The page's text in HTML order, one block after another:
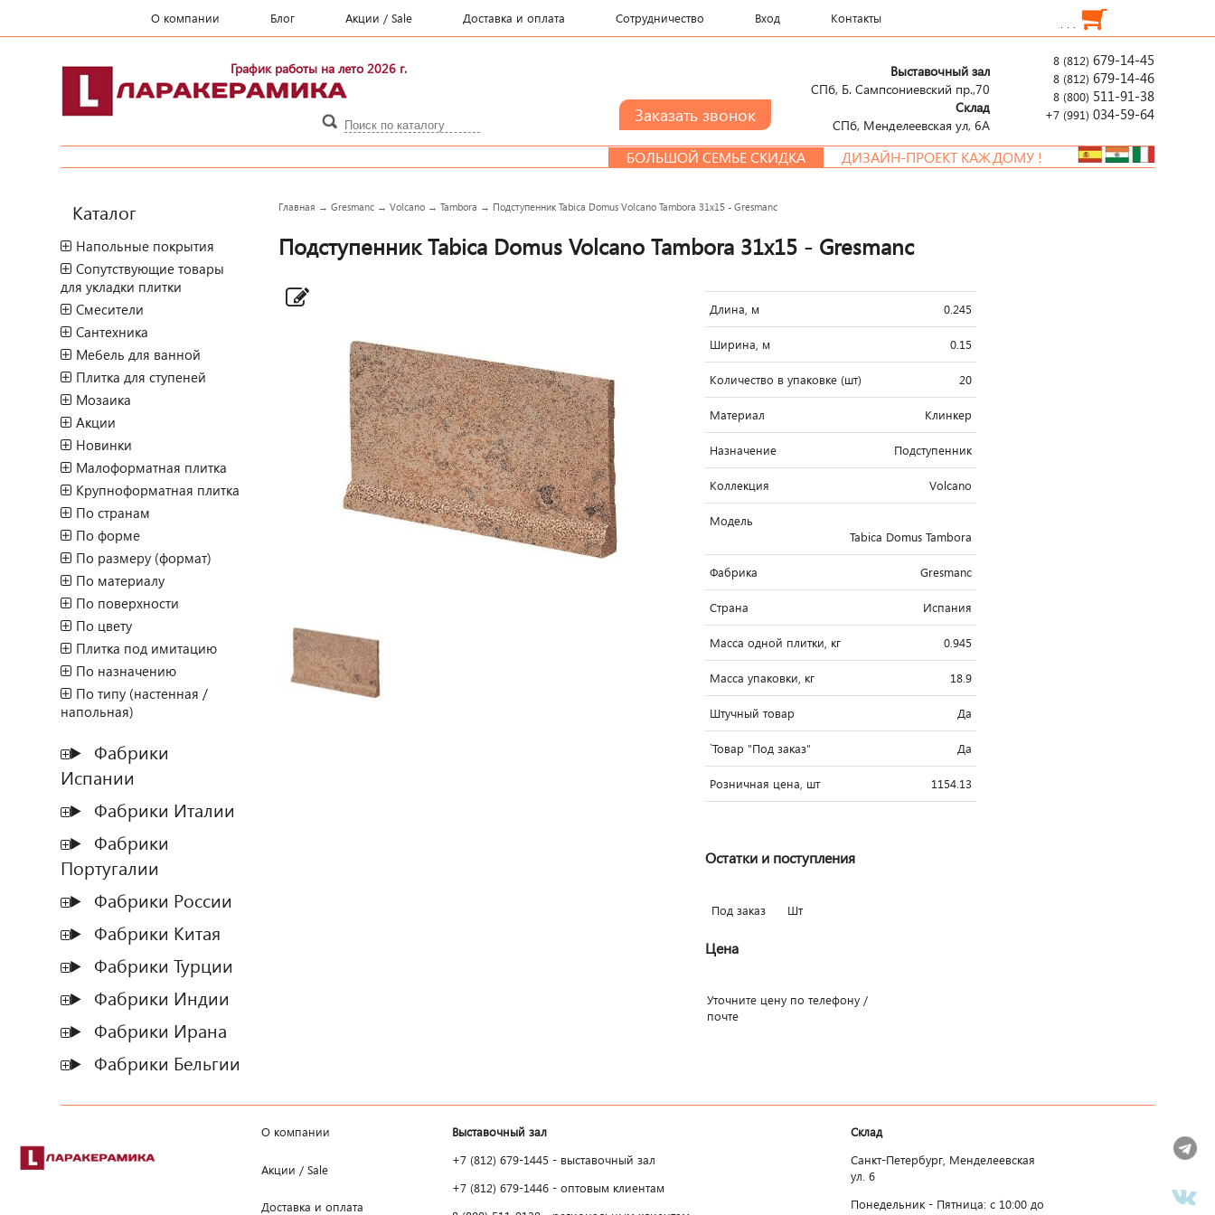
О компании Блог Акции / Sale Доставка и оплата Сотрудничество Вход Контакты . . .
График работы на лето 2026 г. 8 (812) 679-14-45
8 (812) 679-14-46
8 (800) 511-91-38
+7 (991) 034-59-64
Выставочный зал
СПб, Б. Сампсониевский пр.,70
Склад
СПб, Менделеевcкая ул, 6А
БОЛЬШОЙ СЕМЬЕ СКИДКА ДИЗАЙН-ПРОЕКТ КАЖДОМУ !
Каталог
Напольные покрытия
Сопутствующие товары
для укладки плитки
Смесители
Сантехника
Мебель для ванной
Плитка для ступеней
Мозаика
Акции
Новинки
Малоформатная плитка
Крупноформатная плитка
По странам
По форме
По размеру (формат)
По материалу
По поверхности
По цвету
Плитка под имитацию
По назначению
По типу (настенная /
напольная)
Фабрики
Испании
Фабрики Италии
Фабрики
Португалии
Фабрики России
Фабрики Китая
Фабрики Турции
Фабрики Индии
Фабрики Ирана
Фабрики Бельгии
Главная →Gresmanc →Volcano →Tambora → Подступенник Tabica Domus Volcano Tambora 31x15 - Gresmanc
Подступенник Tabica Domus Volcano Tambora 31x15 - Gresmanc
Длина, м 0.245
Ширина, м 0.15
Количество в упаковке (шт) 20
Материал Клинкер
Назначение Подступенник
Коллекция Volcano
Модель
Tabica Domus Tambora
Фабрика Gresmanc
Страна Испания
Масса одной плитки, кг 0.945
Масса упаковки, кг 18.9
Штучный товар Да
`Товар "Под заказ" Да
Розничная цена, шт 1154.13
Остатки и поступления
Под заказ Шт
Цена
Уточните цену по телефону /
почте
О компании
Акции / Sale
Доставка и оплата
Выставочный зал
+7 (812) 679-1445 - выставочный зал
+7 (812) 679-1446 - оптовым клиентам
Склад
Санкт-Петербург, Менделеевская
ул. 6
Понедельник - Пятница: c 10:00 до